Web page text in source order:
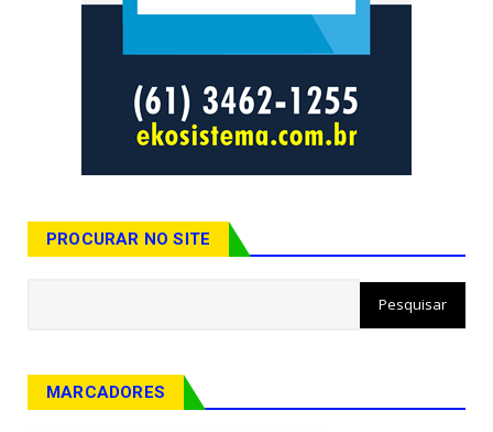
PROCURAR NO SITE
MARCADORES